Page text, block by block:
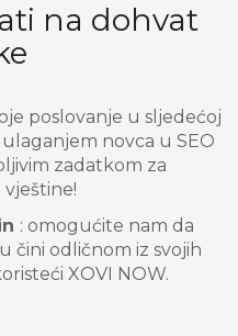
na dohvat
poslovanje u sljedećoj
novca u SEO
zadatkom za
: omogućite nam da
čini odličnom iz svojih
XOVI NOW.